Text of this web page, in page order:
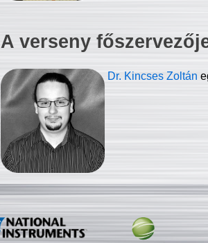
A verseny
Dr. Kincses Zoltán